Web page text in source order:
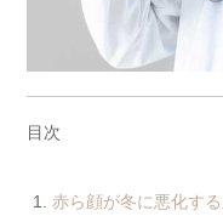
目次
赤ら顔が冬に悪化する